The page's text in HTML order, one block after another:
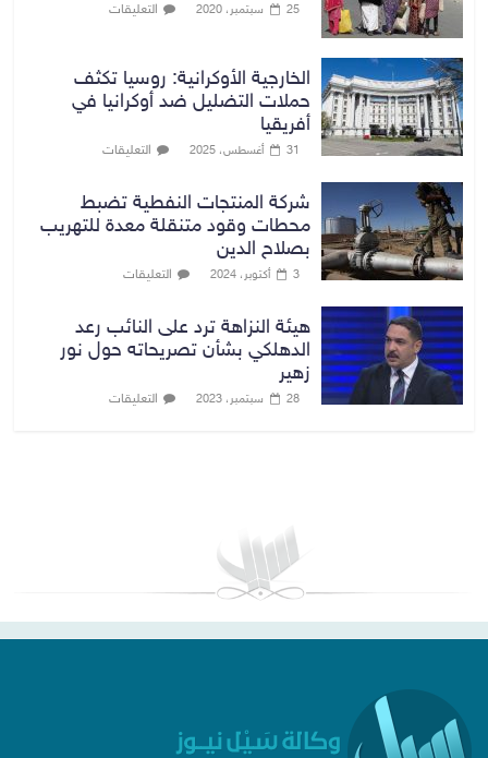
25 سبتمبر، 2020 التعليقات
الخارجية الأوكرانية: روسيا تكثف
حملات التضليل ضد أوكرانيا في
أفريقيا
31 أغسطس، 2025 التعليقات
شركة المنتجات النفطية تضبط
محطات وقود متنقلة معدة للتهريب
بصلاح الدين
3 أكتوبر، 2024 التعليقات
هيئة النزاهة ترد على النائب رعد
الدهلكي بشأن تصريحاته حول نور
زهير
28 سبتمبر، 2023 التعليقات